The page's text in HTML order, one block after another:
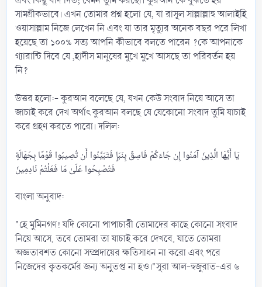
সামগ্রীকভাবে। এখন তোমার প্রশ্ন হলো যে, যা রাসূল সাল্লাল্লাহু আলাইহি
ওয়াসাল্লাম নিজে লেখেন নি এবং যা তার মৃত্যুর অনেক বছর পরে লিখা
হয়েছে তা ১০০% সত্য আপনি কীভাবে বলতে পারেন ?কে আপনাকে
গ্যারান্টি দিবে যে ,হাদীস মানুষের মুখে মুখে আসছে তা পরিবর্তন হয়
নি?
‎উত্তর হলো:- কুরআন বলেছে যে, যখন কেউ সংবাদ নিয়ে আসে তা
জাচাই করে দেখ অর্থাৎ কুরআন বলছে যে যেকোনো সংবাদ তুমি যাচাই
করে গ্রহণ করতে পারো। দলিল:
فَتُصْبِحُوا عَلَىٰ مَا فَعَلْتُمْ نَادِمِينَ
‎বাংলা অনুবাদ:
‎"হে মুমিনগণ! যদি কোনো পাপাচারী তোমাদের কাছে কোনো সংবাদ
নিয়ে আসে, তবে তোমরা তা যাচাই করে দেখবে, যাতে তোমরা
অজ্ঞতাবশত কোনো সম্প্রদায়ের ক্ষতিসাধন না করো এবং পরে
নিজেদের কৃতকর্মের জন্য অনুতপ্ত না হও।"সূরা আল-হুজুরাত-এর ৬